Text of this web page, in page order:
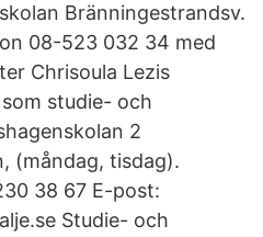
Bränningestrandsv.
08-523 032 34 med
Chrisoula Lezis
studie- och
2
(måndag, tisdag).
38 67 E-post:
Studie- och